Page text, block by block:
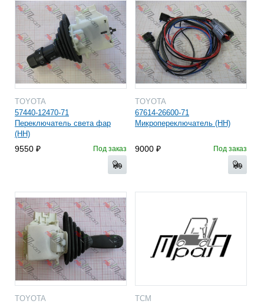
TOYOTA
57440-12470-71
Переключатель света фар
(HH)
9550 Под заказ
TOYOTA
67614-26600-71
Микропереключатель (HH)
9000 Под заказ
TOYOTA
TCM